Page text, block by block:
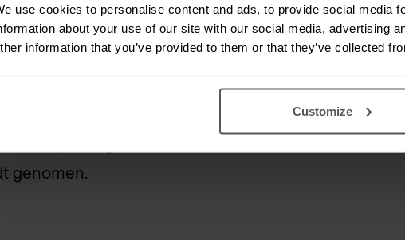
use cookies to personalise content and ads, to provide social media
about your use of our site with our social media, advertising
information that you’ve provided to them or that they’ve collected
Customize
brengen
omgeving gedetailleerd in kaart — technologie,
beperkingen — voordat er ook maar één
genomen.